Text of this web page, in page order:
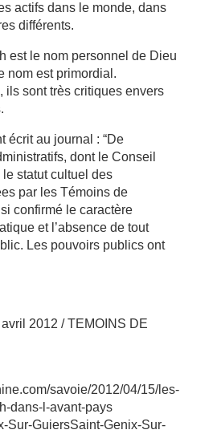
actifs dans le monde, dans
différents.
est le nom personnel de Dieu
nom est primordial.
ils sont très critiques envers
écrit au journal : “De
dont le Conseil
le statut cultuel des
par les Témoins de
confirmé le caractère
et l’absence de tout
Les pouvoirs publics ont
2012 / TEMOINS DE
savoie/2012/04/15/les-
dans-l-avant-pays
Sur-GuiersSaint-Genix-Sur-